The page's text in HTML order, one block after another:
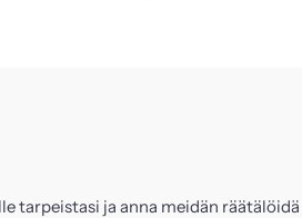
tarpeistasi ja anna meidän